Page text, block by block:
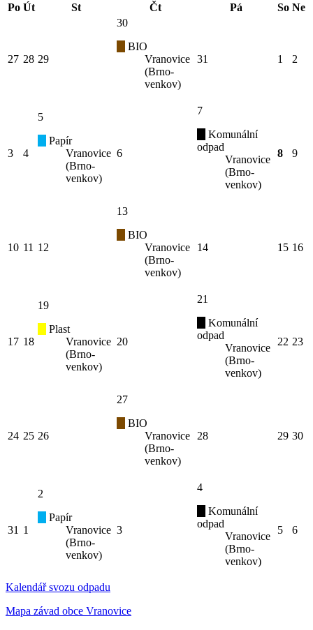
Po Út St Čt Pá So Ne
27 28 29
30
BIO
Vranovice
(Brno-
venkov)
31 1 2
3 4
5
Papír
Vranovice
(Brno-
venkov)
6
7
Komunální
odpad
Vranovice
(Brno-
venkov)
8 9
10 11 12
13
BIO
Vranovice
(Brno-
venkov)
14 15 16
17 18
19
Plast
Vranovice
(Brno-
venkov)
20
21
Komunální
odpad
Vranovice
(Brno-
venkov)
22 23
24 25 26
27
BIO
Vranovice
(Brno-
venkov)
28 29 30
31 1
2
Papír
Vranovice
(Brno-
venkov)
3
4
Komunální
odpad
Vranovice
(Brno-
venkov)
5 6
Kalendář svozu odpadu
Mapa závad obce Vranovice